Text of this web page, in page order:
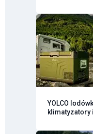
YOLCO